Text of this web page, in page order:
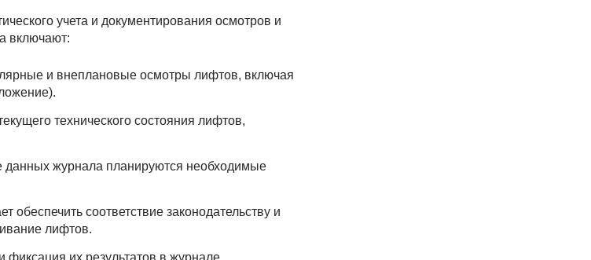
учета и документирования осмотров и
включают:
и внеплановые осмотры лифтов, включая
технического состояния лифтов,
данных журнала планируются необходимые
соответствие законодательству и
лифтов.
фиксация их результатов в журнале